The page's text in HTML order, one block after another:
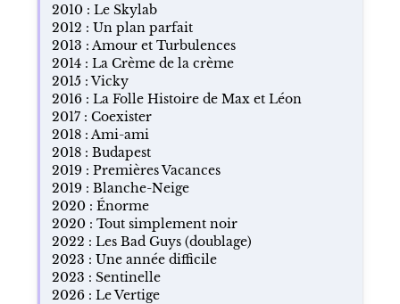
2010 : Le Skylab
2012 : Un plan parfait
2013 : Amour et Turbulences
2014 : La Crème de la crème
2015 : Vicky
2016 : La Folle Histoire de Max et Léon
2017 : Coexister
2018 : Ami-ami
2018 : Budapest
2019 : Premières Vacances
2019 : Blanche-Neige
2020 : Énorme
2020 : Tout simplement noir
2022 : Les Bad Guys (doublage)
2023 : Une année difficile
2023 : Sentinelle
2026 : Le Vertige